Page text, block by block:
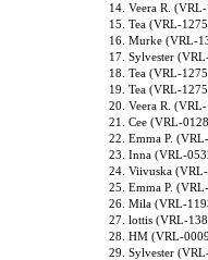
14. Veera R.
15. Tea (VRL-
16. Murke (VRL-
17. Sylvester
18. Tea (VRL-
19. Tea (VRL-
20. Veera R.
21. Cee (VRL-
22. Emma P.
23. Inna (VRL-
24. Viivuska
25. Emma P.
26. Mila (VRL-
27. lottis (VRL-
28. HM (VRL-
29. Sylvester